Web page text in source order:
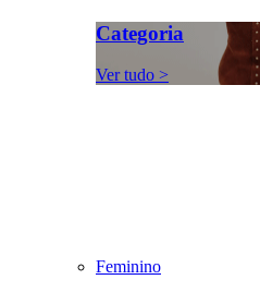
Categoria
Ver tudo >
Feminino